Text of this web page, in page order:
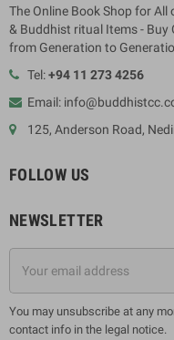
The Online Book Shop for
& Buddhist ritual Items - Buy
from Generation to
Tel:+94 11 273 4256
Email:
125, Anderson Road,
FOLLOW US
NEWSLETTER
You may unsubscribe at any
contact info in the legal notice.